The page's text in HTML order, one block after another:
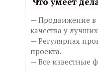
— Продвижение в
качества у
— Регулярная
проекта.
— Все известные